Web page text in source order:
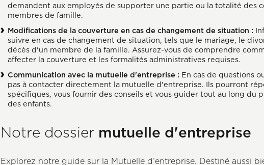
demandent aux employés de supporter une partie ou la totalité des
membres de famille.
Modifications de la couverture en cas de changement de situation :
suivre en cas de changement de situation, tels que le mariage, le
décès d'un membre de la famille. Assurez-vous de comprendre
affecter la couverture et les formalités administratives requises.
Communication avec la mutuelle d'entreprise : En cas de questions
pas à contacter directement la mutuelle d'entreprise. Ils pourront
spécifiques, vous fournir des conseils et vous guider tout au long du
des enfants.
Notre dossier mutuelle d'entreprise
Explorez notre guide sur la Mutuelle d’entreprise. Destiné aussi